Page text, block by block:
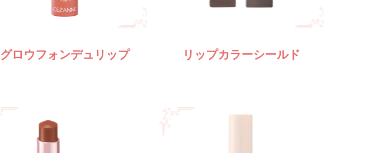
グロウフォンデュリップ リップカラーシールド